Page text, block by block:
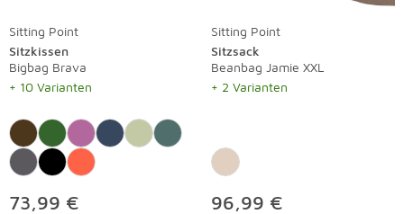
Sitting Point
Sitzkissen
Bigbag Brava
+ 10 Varianten
73,99 €
Sitting Point
Sitzsack
Beanbag Jamie XXL
+ 2 Varianten
96,99 €